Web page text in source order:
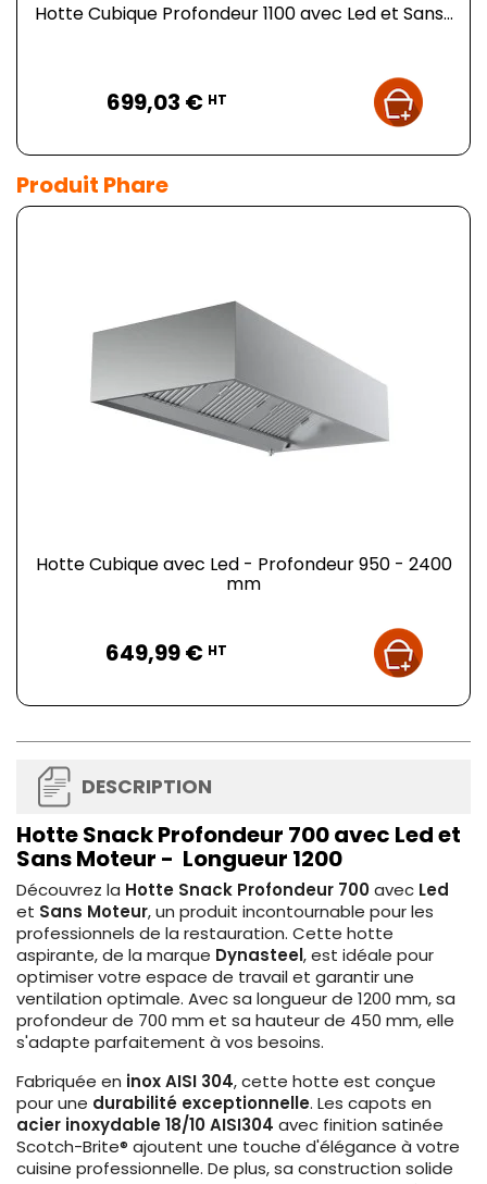
Hotte Cubique Profondeur 1100 avec Led et Sans...
699,03 € HT
Produit Phare
Hotte Cubique avec Led - Profondeur 950 - 2400
mm
649,99 € HT
DESCRIPTION
Hotte Snack Profondeur 700 avec Led et
Sans Moteur - Longueur 1200
Découvrez la Hotte Snack Profondeur 700avec Led
et Sans Moteur, un produit incontournable pour les
professionnels de la restauration. Cette hotte
aspirante, de la marque Dynasteel, est idéale pour
optimiser votre espace de travail et garantir une
ventilation optimale. Avec sa longueur de 1200 mm, sa
profondeur de 700 mm et sa hauteur de 450 mm, elle
s'adapte parfaitement à vos besoins.
Fabriquée en inox AISI 304, cette hotte est conçue
pour une durabilité exceptionnelle. Les capots en
acier inoxydable 18/10 AISI304 avec finition satinée
Scotch-Brite® ajoutent une touche d'élégance à votre
cuisine professionnelle. De plus, sa construction solide